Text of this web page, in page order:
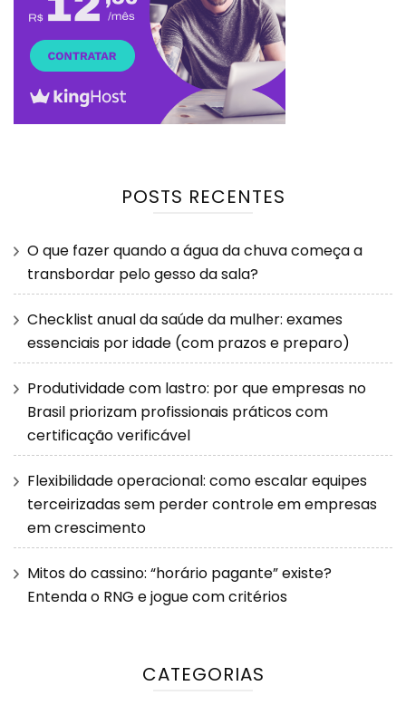
POSTS RECENTES
O que fazer quando a água da chuva começa a
transbordar pelo gesso da sala?
Checklist anual da saúde da mulher: exames
essenciais por idade (com prazos e preparo)
Produtividade com lastro: por que empresas no
Brasil priorizam profissionais práticos com
certificação verificável
Flexibilidade operacional: como escalar equipes
terceirizadas sem perder controle em empresas
em crescimento
Mitos do cassino: “horário pagante” existe?
Entenda o RNG e jogue com critérios
CATEGORIAS